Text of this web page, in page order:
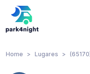
Home Lugares